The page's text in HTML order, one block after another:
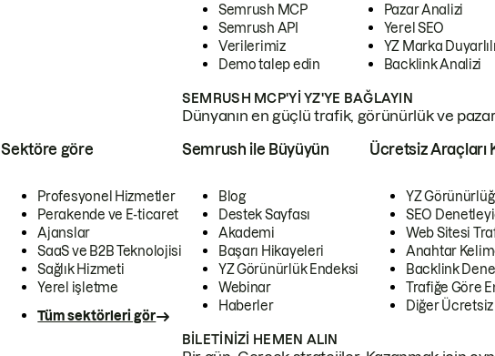
Semrush MCP
Semrush API
Verilerimiz
Demo talep edin
Pazar Analizi
Yerel SEO
YZ Marka
Backlink Analizi
SEMRUSH MCP'YI YZ'YE BAĞLAYIN
Dünyanın en güçlü trafik, görünürlük ve
Sektöre göre
Profesyonel Hizmetler
Perakende ve E-ticaret
Ajanslar
SaaS ve B2B Teknolojisi
Sağlık Hizmeti
Yerel işletme
Tüm sektörleri gör
Semrush ile Büyüyün
Blog
Destek Sayfası
Akademi
Başarı Hikayeleri
YZ Görünürlük Endeksi
Webinar
Haberler
Ücretsiz Araçları
YZ
SEO
Web Sitesi
Anahtar
Backlink
Trafiğe Göre
Diğer
BILETINIZI HEMEN ALIN